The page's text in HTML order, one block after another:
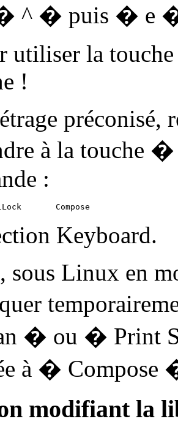
^ � puis � e
utiliser la
!
à la touche
:
Keyboard.
sous Linux en
� ou � Print
à � Compose
modifiant la